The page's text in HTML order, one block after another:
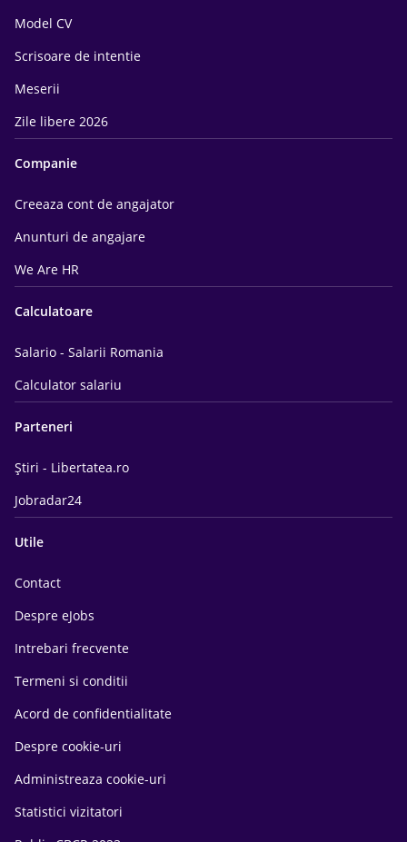
Model CV
Scrisoare de intentie
Meserii
Zile libere 2026
Companie
Creeaza cont de angajator
Anunturi de angajare
We Are HR
Calculatoare
Salario - Salarii Romania
Calculator salariu
Parteneri
Știri - Libertatea.ro
Jobradar24
Utile
Contact
Despre eJobs
Intrebari frecvente
Termeni si conditii
Acord de confidentialitate
Despre cookie-uri
Administreaza cookie-uri
Statistici vizitatori